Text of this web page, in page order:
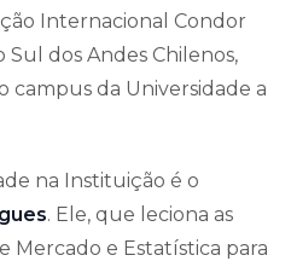
Internacional Condor
dos Andes Chilenos,
campus da Universidade a
na Instituição é o
. Ele, que leciona as
Mercado e Estatística para